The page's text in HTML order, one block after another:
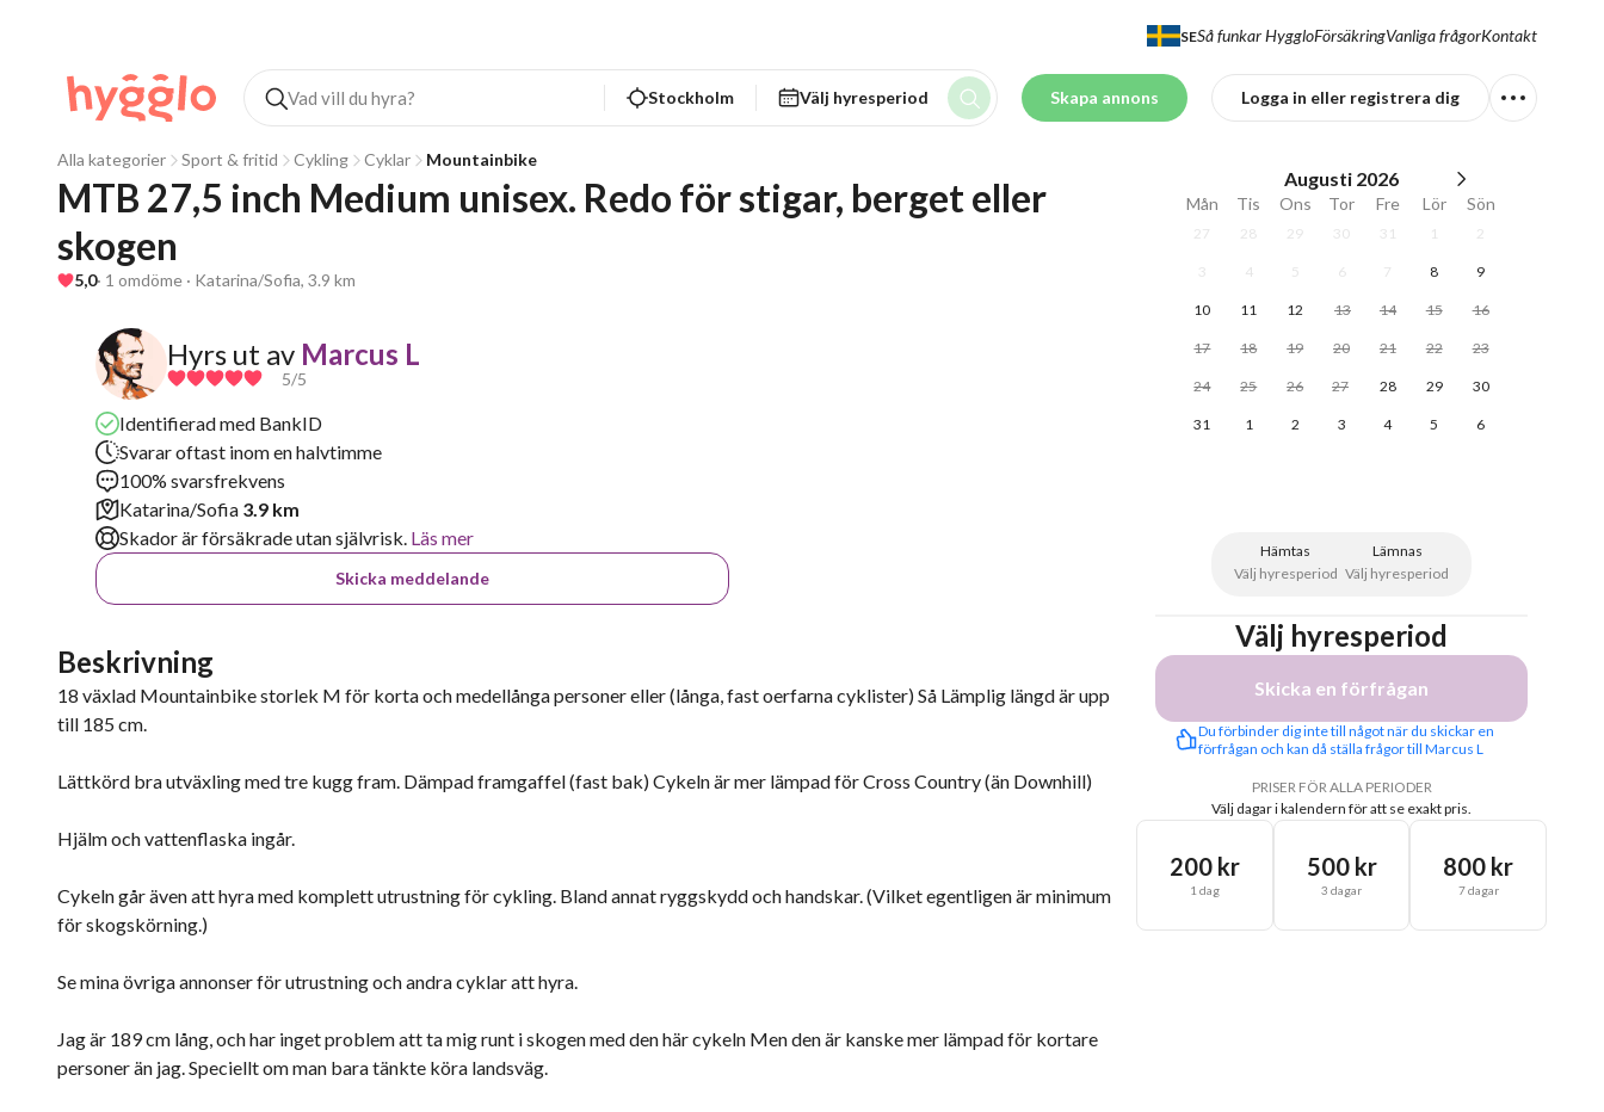
SESå funkar HyggloFörsäkringVanliga frågorKontakt
Stockholm Välj hyresperiod Skapa annons Logga in eller registrera dig
Alla kategorier Sport & fritid Cykling Cyklar Mountainbike
MTB 27,5 inch Medium unisex. Redo för stigar, berget eller
skogen
5,0· 1 omdöme · Katarina/Sofia, 3.9 km
Hyrs ut av Marcus L
5/5
Identifierad med BankID
Svarar oftast inom en halvtimme
100% svarsfrekvens
Katarina/Sofia 3.9 km
Skador är försäkrade utan självrisk. Läs mer
Skicka meddelande
Beskrivning
18 växlad Mountainbike storlek M för korta och medellånga personer eller (långa, fast oerfarna cyklister) Så Lämplig längd är upp
till 185 cm.
Lättkörd bra utväxling med tre kugg fram. Dämpad framgaffel (fast bak) Cykeln är mer lämpad för Cross Country (än Downhill)
Hjälm och vattenflaska ingår.
Cykeln går även att hyra med komplett utrustning för cykling. Bland annat ryggskydd och handskar. (Vilket egentligen är minimum
för skogskörning.)
Se mina övriga annonser för utrustning och andra cyklar att hyra.
Jag är 189 cm lång, och har inget problem att ta mig runt i skogen med den här cykeln Men den är kanske mer lämpad för kortare
personer än jag. Speciellt om man bara tänkte köra landsväg.
Augusti 2026
Mån Tis Ons Tor Fre Lör Sön
27 28 29 30 31 1 2
3 4 5 6 7 8 9
10 11 12 13 14 15 16
17 18 19 20 21 22 23
24 25 26 27 28 29 30
31 1 2 3 4 5 6
Hämtas
Välj hyresperiod
Lämnas
Välj hyresperiod
Välj hyresperiod
Skicka en förfrågan
Du förbinder dig inte till något när du skickar en
förfrågan och kan då ställa frågor till Marcus L
PRISER FÖR ALLA PERIODER
Välj dagar i kalendern för att se exakt pris.
200 kr
1 dag
500 kr
3 dagar
800 kr
7 dagar